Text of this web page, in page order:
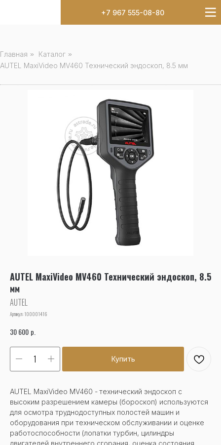
+7 967 555-08-80
Главная » Каталог »
AUTEL MaxiVideo MV460 Технический эндоскоп, 8.5 мм
AUTEL MaxiVideo MV460 Технический эндоскоп, 8.5
мм
AUTEL
Артикул: 100001416
30 600 р.
Купить
AUTEL MaxiVideo MV460 -технический эндоскоп с
высоким разрешением камеры (бороскоп) используются
для осмотра труднодоступных полостей машин и
оборудования при техническом обслуживании и оценке
работоспособности (лопатки турбин, цилиндры
двигателей внутреннего сгорания, оценка состояния